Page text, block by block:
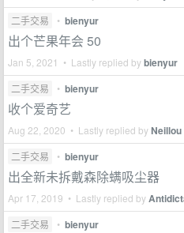
二手交易 • bienyur
出个芒果年会 50
Jan 5, 2021 • Lastly replied bybienyur
二手交易 • bienyur
收个爱奇艺
Aug 22, 2020 • Lastly replied byNeillou
二手交易 • bienyur
出全新未拆戴森除螨吸尘器
Apr 17, 2019 • Lastly replied by
二手交易 • bienyur